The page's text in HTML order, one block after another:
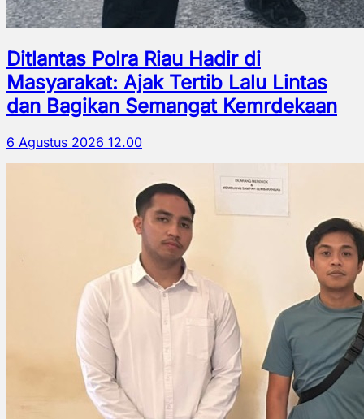
Ditlantas Polra Riau Hadir di
Masyarakat: Ajak Tertib Lalu Lintas
dan Bagikan Semangat Kemrdekaan
6 Agustus 2026 12.00